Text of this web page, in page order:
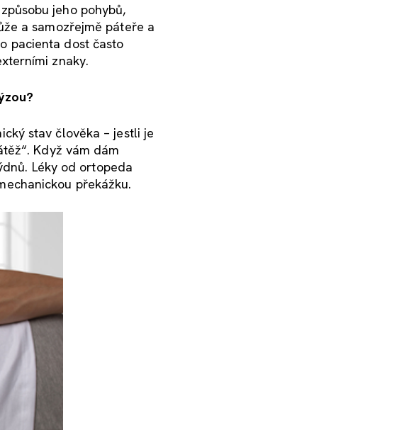
jeho pohybů,
a samozřejmě páteře a
pacienta dost často
znaky.
stav člověka – jestli je
Když vám dám
Léky od ortopeda
překážku.